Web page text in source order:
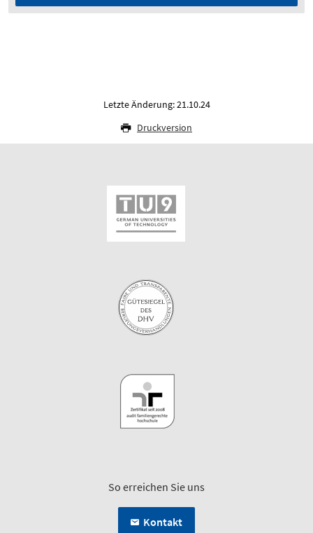
Letzte Änderung: 21.10.24
Druckversion
So erreichen Sie uns
Kontakt